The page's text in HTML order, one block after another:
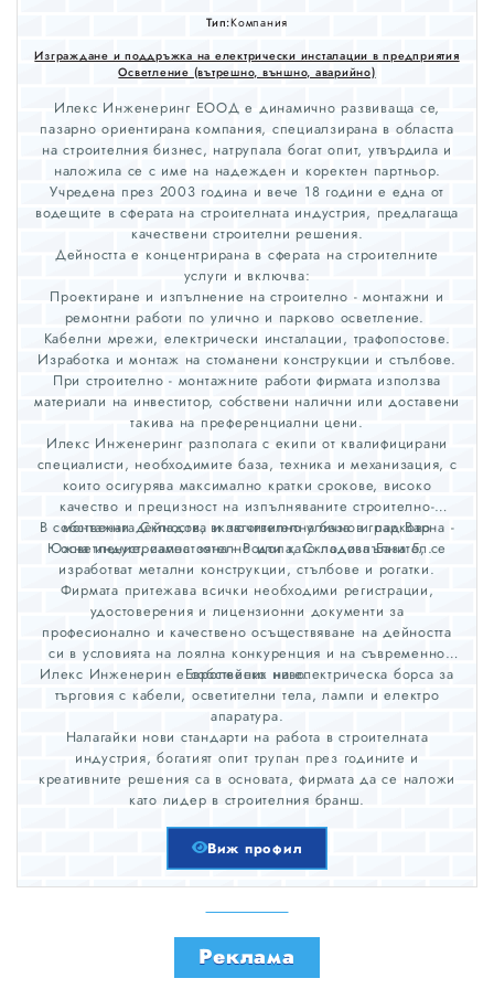
Тип:Компания
Изграждане и поддръжка на електрически инсталации в предприятия
Осветление (вътрешно, външно, аварийно)
Илекс Инженеринг ЕООД е динамично развиваща се,
пазарно ориентирана компания, специалзирана в областта
на строителния бизнес, натрупала богат опит, утвърдила и
наложила се с име на надежден и коректен партньор.
Учредена през 2003 година и вече 18 години е една от
водещите в сферата на строителната индустрия, предлагаща
качествени строителни решения.
Дейността е концентрирана в сферата на строителните
услуги и включва:
Проектиране и изпълнение на строително - монтажни и
ремонтни работи по улично и парково осветление.
Кабелни мрежи, електрически инсталации, трафопостове.
Изработка и монтаж на стоманени конструкции и стълбове.
При строително - монтажните работи фирмата използва
материали на инвеститор, собствени налични или доставени
такива на преференциални цени.
Илекс Инженеринг разполага с екипи от квалифицирани
специалисти, необходимите база, техника и механизация, с
които осигурява максимално кратки срокове, високо
качество и прецизност на изпълняваните строително-
монтажни дейности, включително улично и парково
осветление, самостоятелно или като подизпълнител.
В собствената Складова и заготвителна база в град Варна -
Южна индустриална зона - Родопа, Складова База 5, се
изработват метални конструкции, стълбове и рогатки.
Фирмата притежава всички необходими регистрации,
удостоверения и лицензионни документи за
професионално и качествено осъществяване на дейността
си в условията на лоялна конкуренция и на съвременно
Европейско ниво.
Илекс Инженерин е собственик на електрическа борса за
търговия с кабели, осветителни тела, лампи и електро
апаратура.
Налагайки нови стандарти на работа в строителната
индустрия, богатият опит трупан през годините и
креативните решения са в основата, фирмата да се наложи
като лидер в строителния бранш.
Виж профил
Реклама